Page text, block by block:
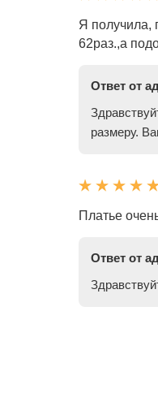
Я получила,
62раз.,а
Ответ от
размеру.
Платье
Ответ от